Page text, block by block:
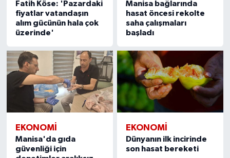
Fatih Köse: 'Pazardaki
fiyatlar vatandaşın
alım gücünün hala çok
üzerinde'
Manisa bağlarında
hasat öncesi rekolte
saha çalışmaları
başladı
EKONOMİ
Manisa'da gıda
güvenliği için
EKONOMİ
Dünyanın ilk incirinde
son hasat bereketi